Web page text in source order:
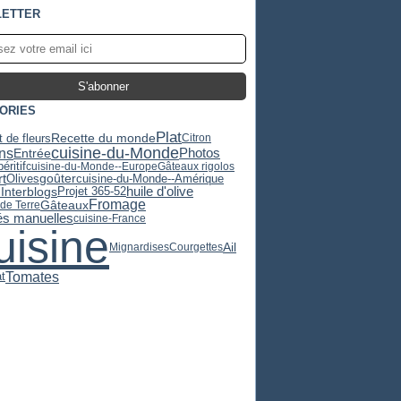
de fleursRecette du mondePlatCitron
Entréecuisine-du-MondePhotos
cuisine-du-Monde--EuropeGâteaux rigolos
Olivesgoûtercuisine-du-Monde--Amérique
Projet 365-52huile d'olive
TerreGâteauxFromage
manuellescuisine-France
MignardisesCourgettesAil
Tomates